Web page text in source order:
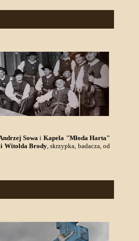
Sowai Kapela "Młoda Harta"
Witolda Brody, skrzypka, badacza, od